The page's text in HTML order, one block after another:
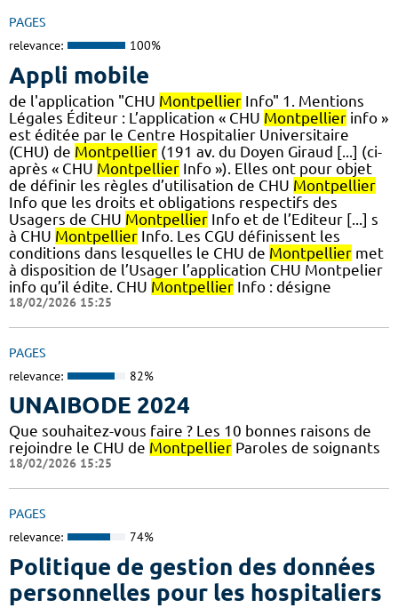
PAGES
relevance: 100%
Appli mobile
de l'application "CHU Montpellier Info" 1. Mentions
Légales Éditeur : L’application « CHU Montpellier info »
est éditée par le Centre Hospitalier Universitaire
(CHU) de Montpellier (191 av. du Doyen Giraud [...] (ci-
après « CHU Montpellier Info »). Elles ont pour objet
de définir les règles d’utilisation de CHU Montpellier
Info que les droits et obligations respectifs des
Usagers de CHU Montpellier Info et de l’Editeur [...] s
à CHU Montpellier Info. Les CGU définissent les
conditions dans lesquelles le CHU de Montpellier met
à disposition de l’Usager l’application CHU Montpelier
info qu’il édite. CHU Montpellier Info : désigne
18/02/2026 15:25
PAGES
relevance: 82%
UNAIBODE 2024
Que souhaitez-vous faire ? Les 10 bonnes raisons de
rejoindre le CHU de Montpellier Paroles de soignants
18/02/2026 15:25
PAGES
relevance: 74%
Politique de gestion des données
personnelles pour les hospitaliers